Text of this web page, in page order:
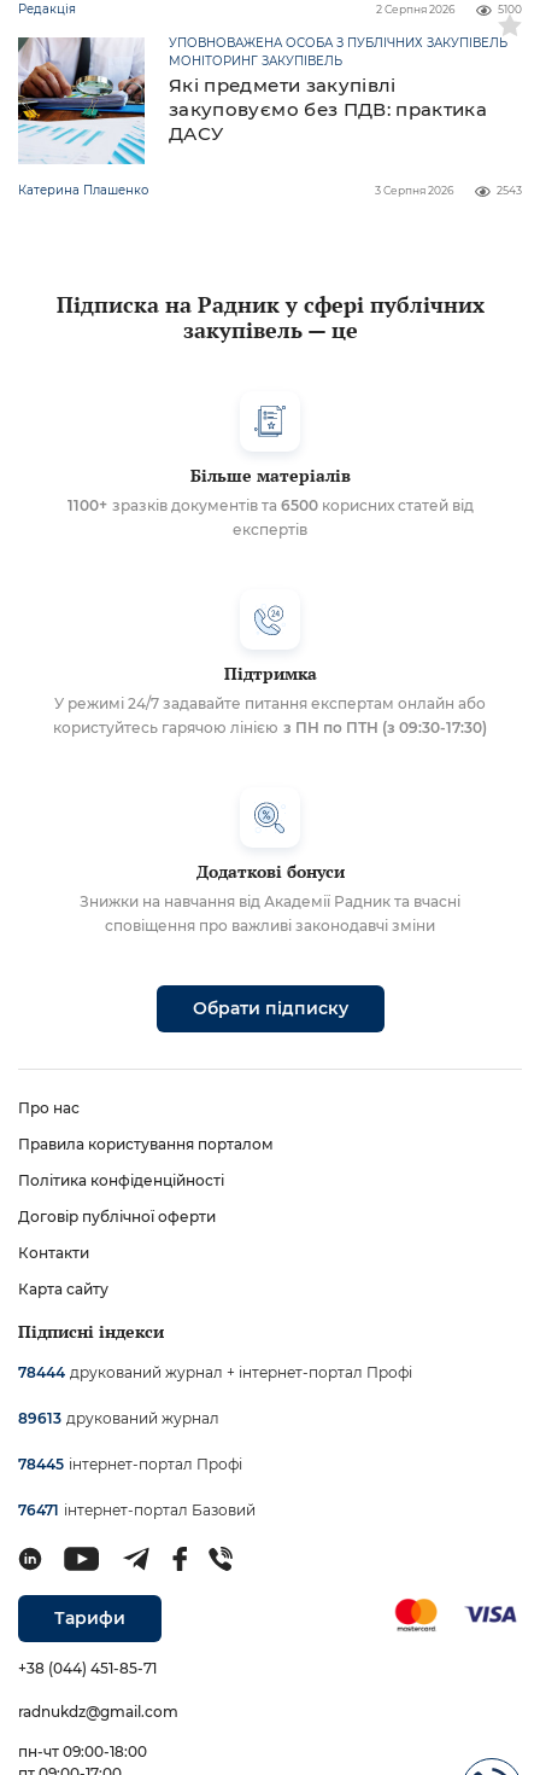
Редакція 5100
2 Серпня 2026
Які предмети закупівлі
закуповуємо без ПДВ: практика
ДАСУ
УПОВНОВАЖЕНА ОСОБА З ПУБЛІЧНИХ ЗАКУПІВЕЛЬ
МОНІТОРИНГ ЗАКУПІВЕЛЬ
Катерина Плашенко 2543
3 Серпня 2026
Підписка на Радник у сфері публічних
закупівель — це
Більше матеріалів
1100+ зразків документів та 6500корисних статей від
експертів
Підтримка
У режимі 24/7 задавайте питання експертам онлайн або
користуйтесь гарячою лінією з ПН по ПТН (з 09:30-17:30)
Додаткові бонуси
Знижки на навчання від Академії Радник та вчасні
сповіщення про важливі законодавчі зміни
Обрати підписку
Про нас
Правила користування порталом
Політика конфіденційності
Договір публічної оферти
Контакти
Карта сайту
Підписні індекси
78444 друкований журнал + інтернет-портал Профі
89613 друкований журнал
78445 інтернет-портал Профі
76471 інтернет-портал Базовий
Тарифи
+38 (044) 451-85-71
radnukdz@gmail.com
пн-чт 09:00-18:00